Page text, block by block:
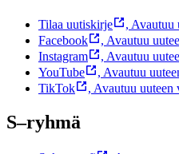
Tilaa uutiskirje , Avautuu
Facebook
, Avautuu
Instagram
, Avautuu
YouTube
, Avautuu
TikTok
, Avautuu uuteen
S–ryhmä